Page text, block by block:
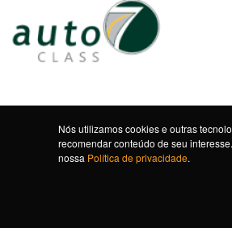
Nós utilizamos cookies e outras
recomendar conteúdo de seu
nossa Política de privacidade.